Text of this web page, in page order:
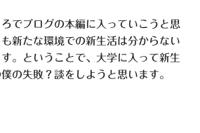
でブログの本編に入っていこうと思
新たな環境での新生活は分からない
。ということで、大学に入って新生
の失敗？談をしようと思います。